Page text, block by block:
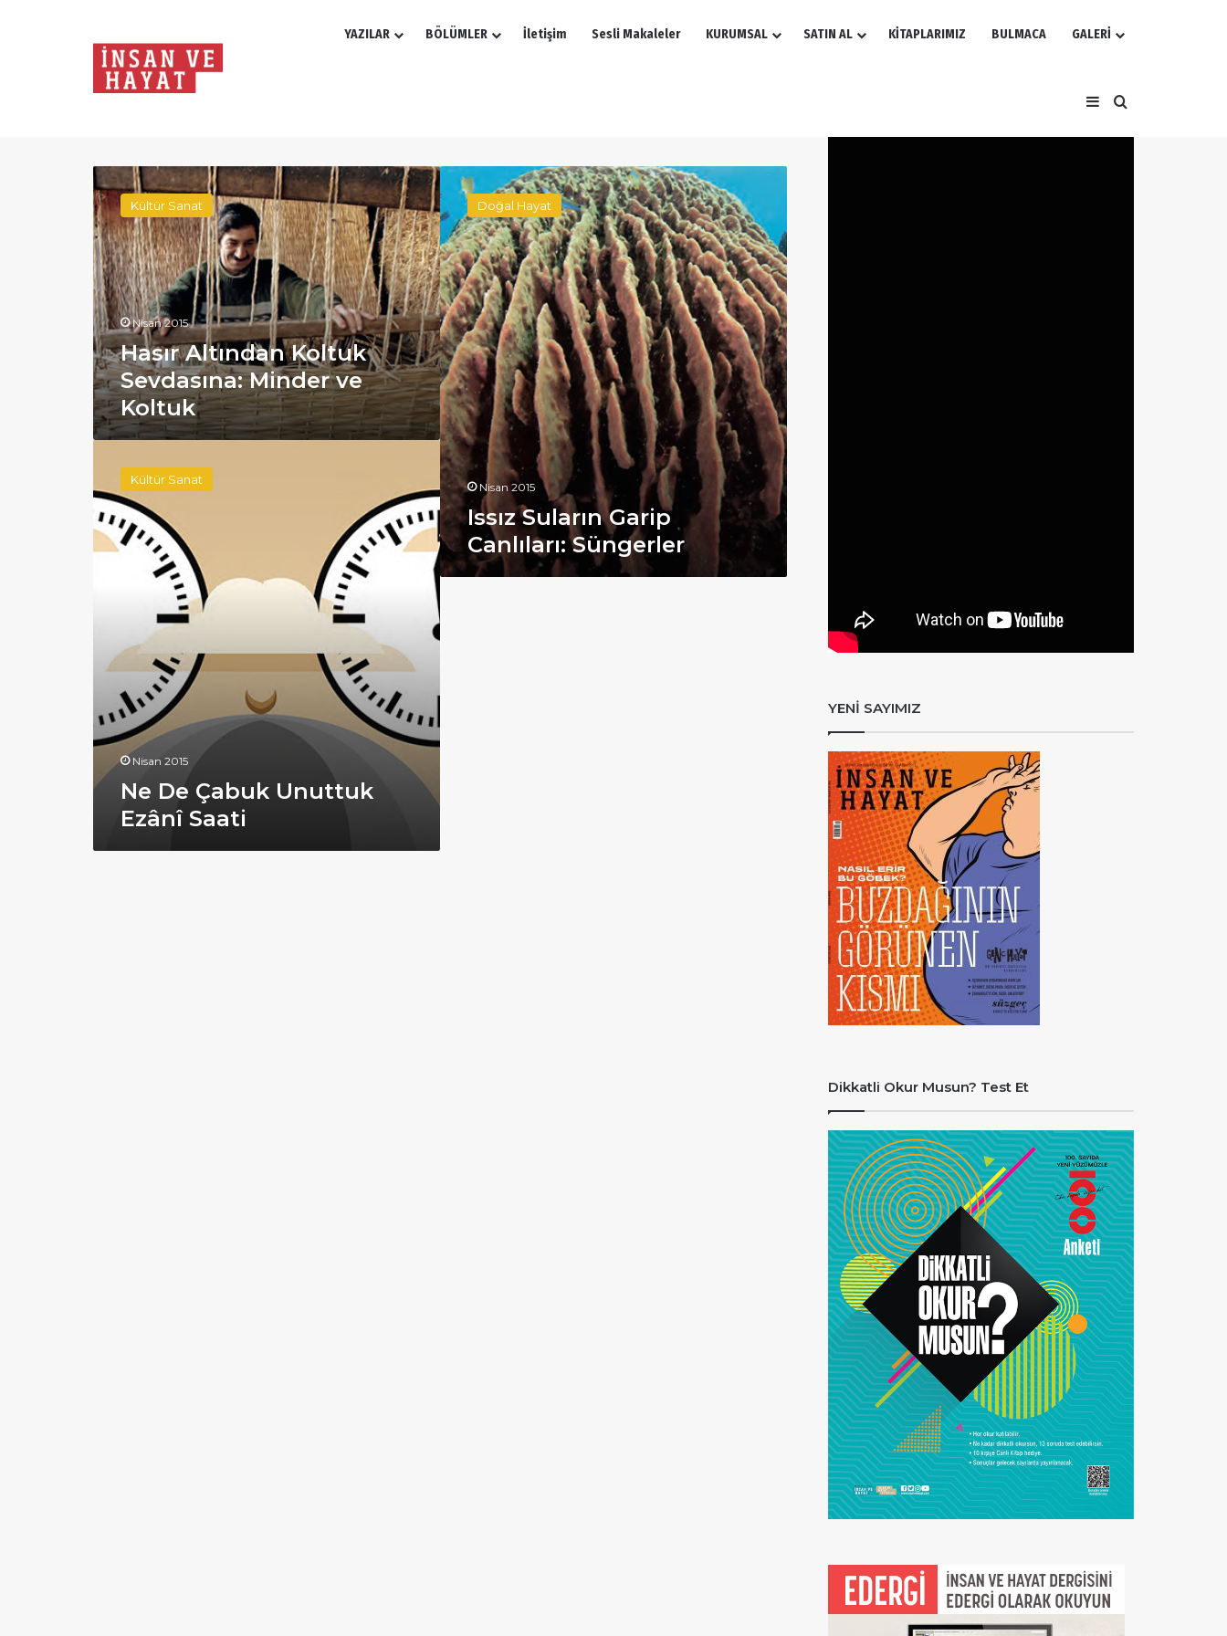
YAZILAR BÖLÜMLER İletişim Sesli Makaleler KURUMSAL SATIN AL KİTAPLARIMIZ BULMACA GALERİ
Kenar Bölmesi
Arama yap ...
Hasır
Altından
Koltuk
Sevdasına:
Minder
ve
Koltuk
Kültür Sanat
Nisan 2015
Hasır Altından Koltuk
Sevdasına: Minder ve
Koltuk
Issız
Suların
Garip
Canlıları:
Süngerler
Doğal Hayat
Nisan 2015
Issız Suların Garip
Canlıları: Süngerler
Çabuk
Unuttuk
Ezânî
Saati
Kültür Sanat
Nisan 2015
Ne De Çabuk Unuttuk
Ezânî Saati
YENİ SAYIMIZ
Dikkatli Okur Musun? Test Et